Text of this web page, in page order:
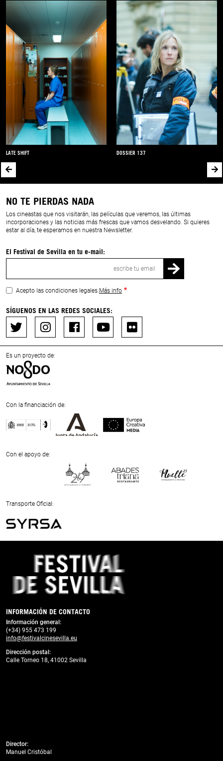
LATE SHIFT DOSSIER 137
NO TE PIERDAS NADA
Los cineastas que nos visitarán, las películas que veremos, las últimas
incorporaciones y las noticias más frescas que vamos desvelando. Si quieres
estar al día, te esperamos en nuestra Newsletter.
El Festival de Sevilla en tu e-mail:
Acepto las condiciones legales. Más info
SÍGUENOS EN LAS REDES SOCIALES:
Es un proyecto de:
Con la financiación de:
Next
Con el apoyo de:
Next
Transporte Oficial:
Previous
INFORMACIÓN DE CONTACTO
Información general:
(+34) 955 473 199
info@festivalcinesevilla.eu
Dirección postal:
Calle Torneo 18, 41002 Sevilla
Director:
Manuel Cristóbal